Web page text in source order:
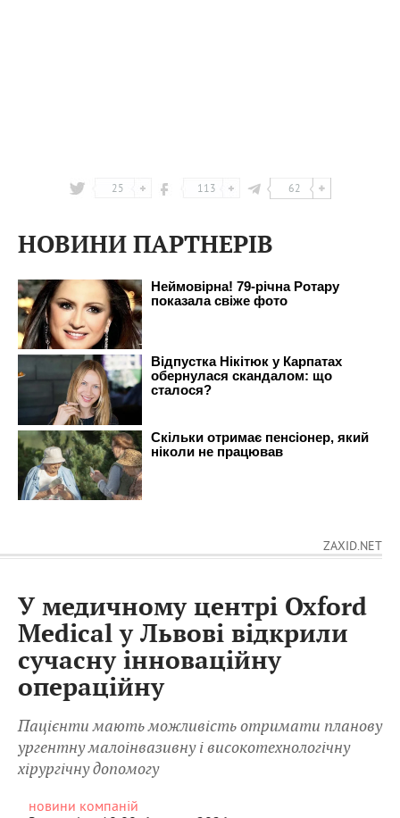
25 113 62
НОВИНИ ПАРТНЕРІВ
ZAXID.NET
У медичному центрі Oxford
Medical у Львові відкрили
сучасну інноваційну
операційну
Пацієнти мають можливість отримати планову
ургентну малоінвазивну і високотехнологічну
хірургічну допомогу
новини компаній